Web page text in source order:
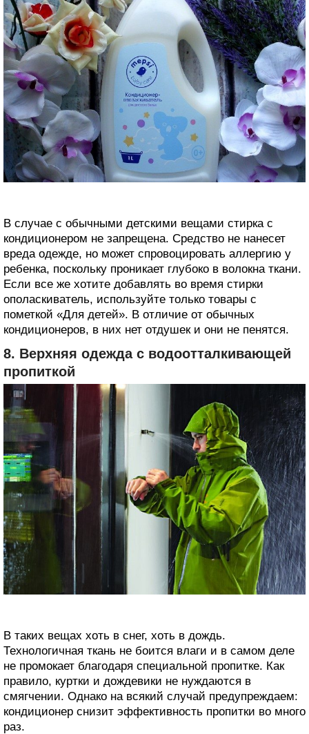
В случае с обычными детскими вещами стирка с
кондиционером не запрещена. Средство не нанесет
вреда одежде, но может спровоцировать аллергию у
ребенка, поскольку проникает глубоко в волокна ткани.
Если все же хотите добавлять во время стирки
ополаскиватель, используйте только товары с
пометкой «Для детей». В отличие от обычных
кондиционеров, в них нет отдушек и они не пенятся.
8. Верхняя одежда с водоотталкивающей
пропиткой
В таких вещах хоть в снег, хоть в дождь.
Технологичная ткань не боится влаги и в самом деле
не промокает благодаря специальной пропитке. Как
правило, куртки и дождевики не нуждаются в
смягчении. Однако на всякий случай предупреждаем:
кондиционер снизит эффективность пропитки во много
раз.